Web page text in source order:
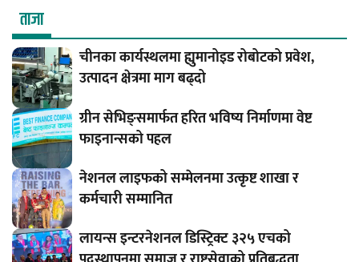
ताजा
चीनका कार्यस्थलमा ह्युमानोइड रोबोटको प्रवेश,
उत्पादन क्षेत्रमा माग बढ्दो
ग्रीन सेभिङ्समार्फत हरित भविष्य निर्माणमा वेष्ट
फाइनान्सको पहल
नेशनल लाइफको सम्मेलनमा उत्कृष्ट शाखा र
कर्मचारी सम्मानित
लायन्स इन्टरनेशनल डिस्ट्रिक्ट ३२५ एचको